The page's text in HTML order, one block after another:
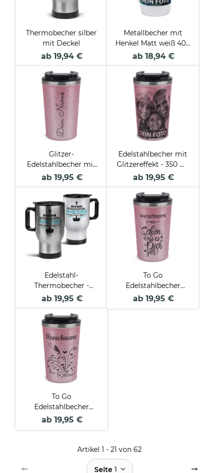
Thermobecher silber
mit Deckel
ab 19,94 €
Metallbecher mit
Henkel Matt weiß 400
ml
ab 18,94 €
Glitzer-
Edelstahlbecher mit
Name selbst
4 Farben
ab 19,95 €
Edelstahlbecher mit
Glitzereffekt - 350 ml
- in 4 Farben
ab 19,95 €
Edelstahl-
Thermobecher -
Legendäre Fahrlehrer
ab 19,95 €
To Go
Edelstahlbecher
Glitzer - Schön, dass
ab 19,95 €
To Go
Edelstahlbecher
Glitzer -
ab 19,95 €
Artikel 1 - 21 von 62
Seite 1